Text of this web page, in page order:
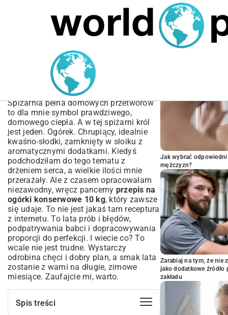
MARIUSZ ŁAMAGA 04.10.2025
Przepis na ogórki
konserwowe 10 kg –
Chrupiące i Idealne
Spiżarnia pełna domowych przetworów
to dla mnie symbol prawdziwego,
domowego ciepła. A w tej spiżarni król
jest jeden. Ogórek. Chrupiący, idealnie
kwaśno-słodki, zamknięty w słoiku z
aromatycznymi dodatkami. Kiedyś
podchodziłam do tego tematu z
drżeniem serca, a wielkie ilości mnie
przerażały. Ale z czasem opracowałam
niezawodny, wręcz pancerny przepis na
ogórki konserwowe 10 kg, który zawsze
się udaje. To nie jest jakaś tam receptura
z internetu. To lata prób i błędów,
podpatrywania babci i dopracowywania
proporcji do perfekcji. I wiecie co? To
wcale nie jest trudne. Wystarczy
odrobina chęci i dobry plan, a smak lata
zostanie z wami na długie, zimowe
miesiące. Zaufajcie mi, warto.
Spis treści
Jak wybrać
mężczyzn?
Zarabiaj na tym, że nie
jako dodatkowe
zakładu